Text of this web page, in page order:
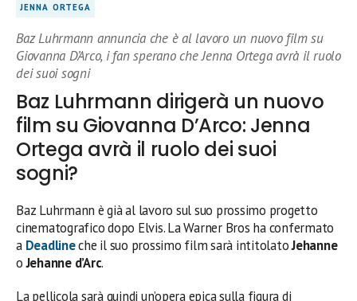
JENNA ORTEGA
Baz Luhrmann annuncia che è al lavoro un nuovo film su
Giovanna D’Arco, i fan sperano che Jenna Ortega avrà il ruolo
dei suoi sogni
Baz Luhrmann dirigerà un nuovo
film su Giovanna D’Arco: Jenna
Ortega avrà il ruolo dei suoi
sogni?
Baz Luhrmann è già al lavoro sul suo prossimo progetto
cinematografico dopo Elvis. La Warner Bros ha confermato
a Deadlineche il suo prossimo film sarà intitolatoJehanne
oJehanne d’Arc.
La pellicola sarà quindi un’opera epica sulla figura di